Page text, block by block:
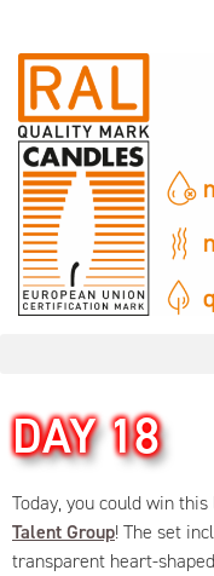
DAY 18
Today, you could win
Talent Group! The set
transparent heart-